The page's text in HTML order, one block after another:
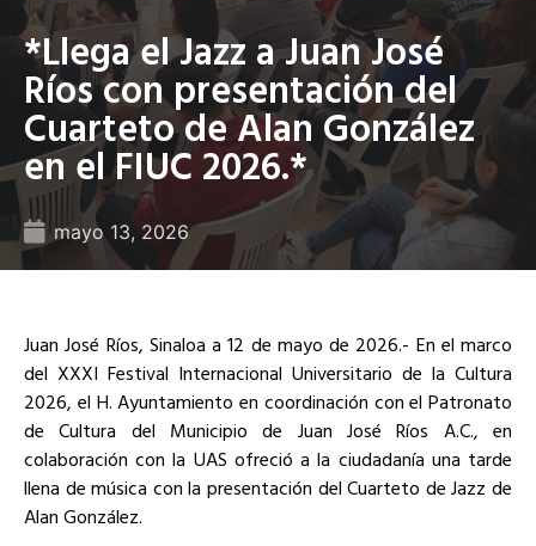
*Llega el Jazz a Juan José
Ríos con presentación del
Cuarteto de Alan González
en el FIUC 2026.*
mayo 13, 2026
Juan José Ríos, Sinaloa a 12 de mayo de 2026.- En el marco
del XXXI Festival Internacional Universitario de la Cultura
2026, el H. Ayuntamiento en coordinación con el Patronato
de Cultura del Municipio de Juan José Ríos A.C., en
colaboración con la UAS ofreció a la ciudadanía una tarde
llena de música con la presentación del Cuarteto de Jazz de
Alan González.